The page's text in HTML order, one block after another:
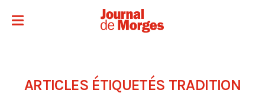
ARTICLES ÉTIQUETÉS TRADITION